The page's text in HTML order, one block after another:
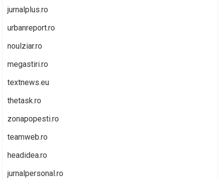
jurnalplus.ro
urbanreport.ro
noulziar.ro
megastiri.ro
textnews.eu
thetask.ro
zonapopesti.ro
teamweb.ro
headidea.ro
jurnalpersonal.ro